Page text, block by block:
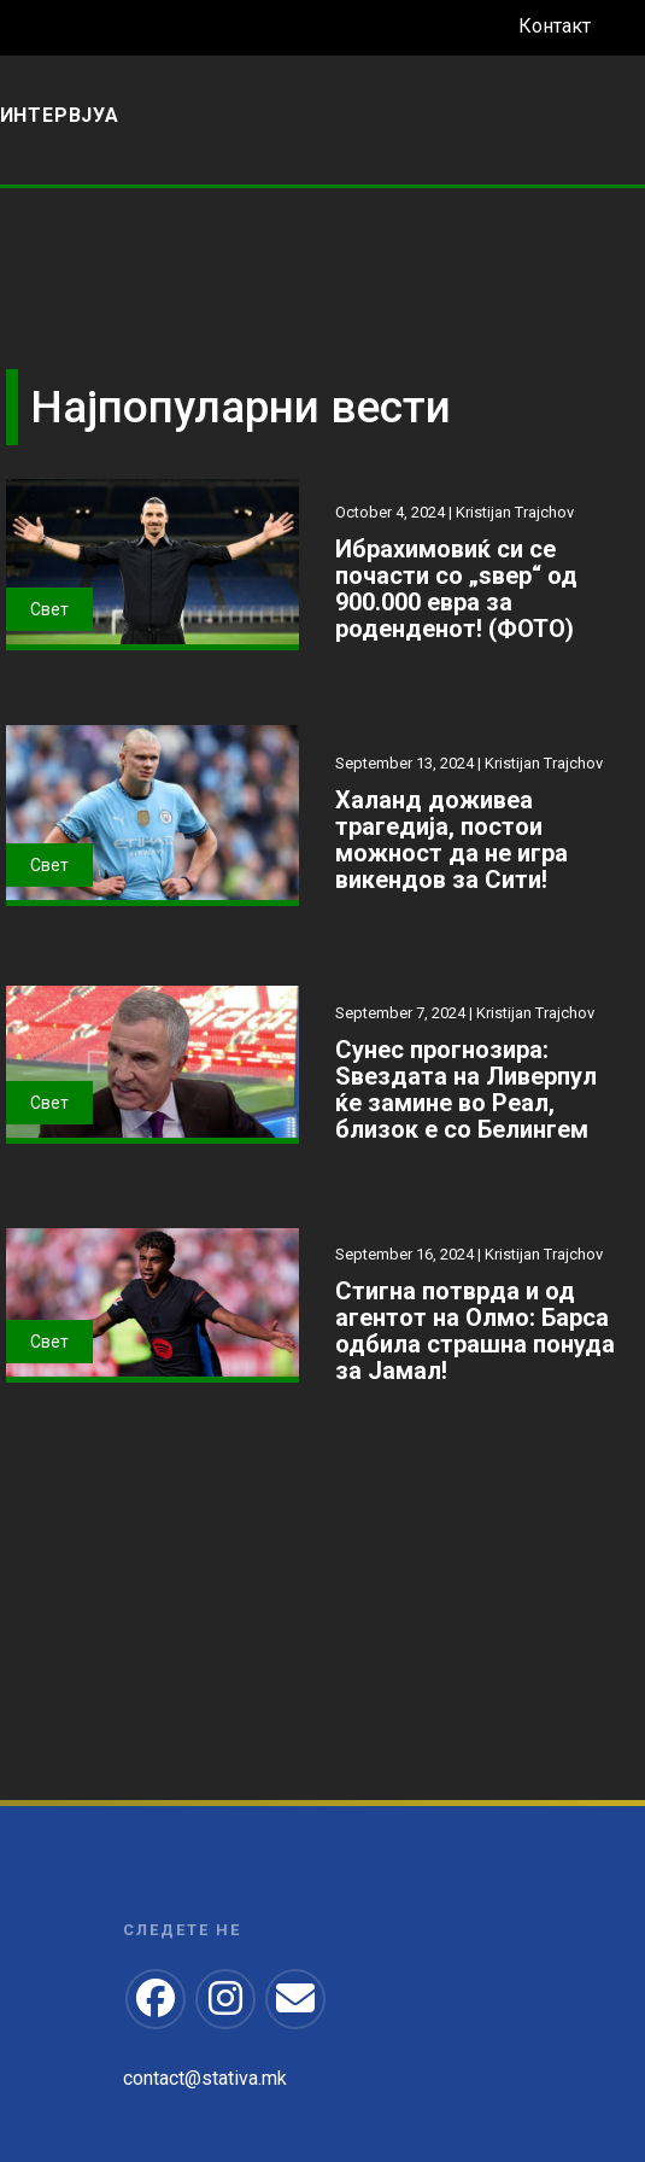
Контакт
ИНТЕРВЈУА
Најпопуларни вести
Свет
October 4, 2024 | Kristijan Trajchov
Ибрахимовиќ си се
почасти со „ѕвер“ од
900.000 евра за
роденденот! (ФОТО)
Свет
September 13, 2024 | Kristijan Trajchov
Халанд доживеа
трагедија, постои
можност да не игра
викендов за Сити!
Свет
September 7, 2024 | Kristijan Trajchov
Сунес прогнозира:
Ѕвездата на Ливерпул
ќе замине во Реал,
близок е со Белингем
Свет
September 16, 2024 | Kristijan Trajchov
Стигна потврда и од
агентот на Олмо: Барса
одбила страшна понуда
за Јамал!
СЛЕДЕТЕ НЕ
contact@stativa.mk